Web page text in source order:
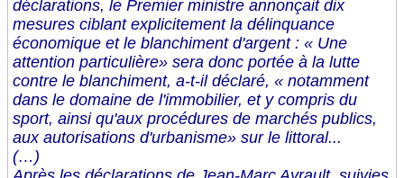
déclarations, le Premier ministre annonçait dix
mesures ciblant explicitement la délinquance
économique et le blanchiment d'argent : « Une
attention particulière» sera donc portée à la lutte
contre le blanchiment, a-t-il déclaré, « notamment
dans le domaine de l'immobilier, et y compris du
sport, ainsi qu'aux procédures de marchés publics,
aux autorisations d'urbanisme» sur le littoral...
(…)